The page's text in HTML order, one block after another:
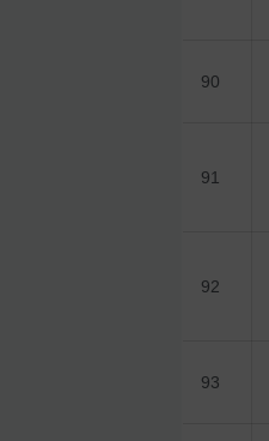
90
91
92
93